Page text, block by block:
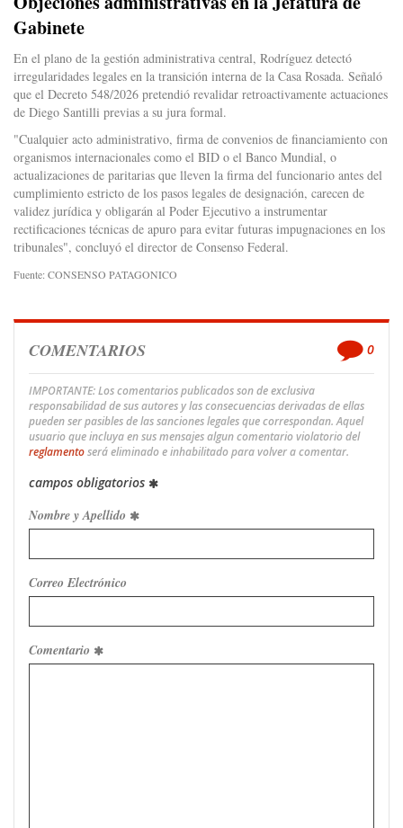
Gabinete
En el plano de la gestión administrativa central, Rodríguez detectó
irregularidades legales en la transición interna de la Casa Rosada. Señaló
que el Decreto 548/2026 pretendió revalidar retroactivamente actuaciones
de Diego Santilli previas a su jura formal.
"Cualquier acto administrativo, firma de convenios de financiamiento con
organismos internacionales como el BID o el Banco Mundial, o
actualizaciones de paritarias que lleven la firma del funcionario antes del
cumplimiento estricto de los pasos legales de designación, carecen de
validez jurídica y obligarán al Poder Ejecutivo a instrumentar
rectificaciones técnicas de apuro para evitar futuras impugnaciones en los
tribunales", concluyó el director de Consenso Federal.
Fuente: CONSENSO PATAGONICO
COMENTARIOS 0
IMPORTANTE: Los comentarios publicados son de exclusiva
responsabilidad de sus autores y las consecuencias derivadas de ellas
pueden ser pasibles de las sanciones legales que correspondan. Aquel
usuario que incluya en sus mensajes algun comentario violatorio del
reglamentoserá eliminado e inhabilitado para volver a comentar.
campos obligatorios
Nombre y Apellido
Correo Electrónico
Comentario